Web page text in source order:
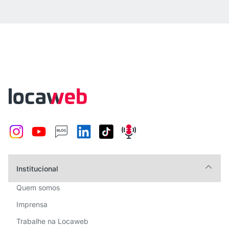
Institucional
Quem somos
Imprensa
Trabalhe na Locaweb